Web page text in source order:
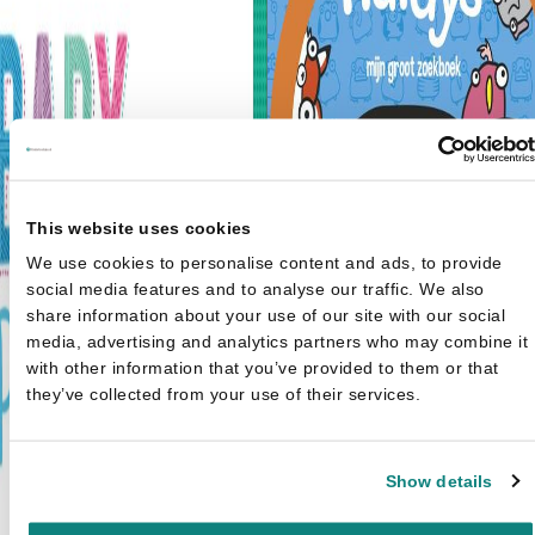
This website uses cookies
We use cookies to personalise content and ads, to provide
social media features and to analyse our traffic. We also
share information about your use of our site with our social
media, advertising and analytics partners who may combine it
with other information that you’ve provided to them or that
they’ve collected from your use of their services.
Show details